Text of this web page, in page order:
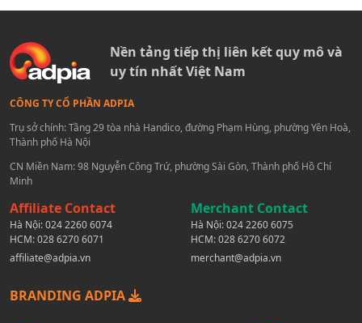
Nền tảng tiếp thị liên kết quy mô và
uy tín nhất Việt Nam
CÔNG TY CỔ PHẦN ADPIA
Trụ sở chính: Tầng 29 tòa nhà Handico, đường Phạm Hùng, phường Yên Hoà,
Thành phố Hà Nội
CN Miền Nam: 98 Nguyễn Công Trứ, phường Sài Gòn, Thành phố Hồ Chí
Minh
Affiliate Contact
Hà Nội:024 2260 6074
HCM:028 6270 6071
affiliate@adpia.vn
Merchant Contact
Hà Nội:024 2260 6075
HCM:028 6270 6072
merchant@adpia.vn
BRANDING ADPIA